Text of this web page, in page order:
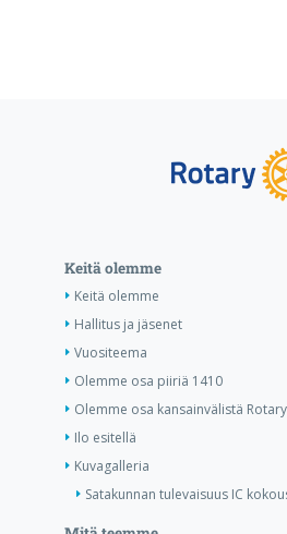
Keitä olemme
Keitä olemme
Hallitus ja jäsenet
Vuositeema
Olemme osa piiriä 1410
Olemme osa kansainvälistä
Ilo esitellä
Kuvagalleria
Satakunnan tulevaisuus IC